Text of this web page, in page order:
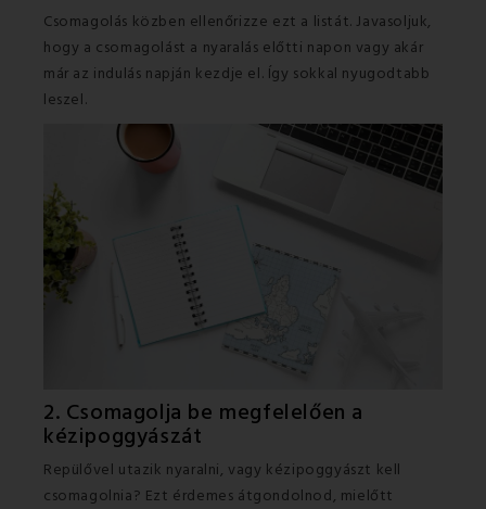
Csomagolás közben ellenőrizze ezt a listát. Javasoljuk,
hogy a csomagolást a nyaralás előtti napon vagy akár
már az indulás napján kezdje el. Így sokkal nyugodtabb
leszel.
2. Csomagolja be megfelelően a
kézipoggyászát
Repülővel utazik nyaralni, vagy kézipoggyászt kell
csomagolnia? Ezt érdemes átgondolnod, mielőtt